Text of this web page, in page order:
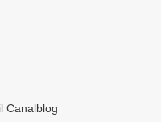
Canalblog